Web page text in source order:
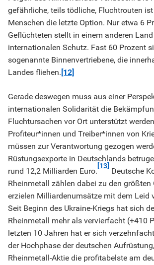
gefährliche, teils tödliche, Fluchtrouten
Menschen die letzte Option. Nur etwa 6
Geflüchteten stellt in einem anderen
internationalen Schutz. Fast 60 Prozent
sogenannte Binnenvertriebene, die
Landes fliehen. [12]
Gerade deswegen muss aus einer
internationalen Solidarität die
Fluchtursachen vor Ort unterstützt
Profiteur*innen und Treiber*innen von
müssen zur Verantwortung gezogen
Rüstungsexporte in Deutschlands
rund 12,2 Milliarden Euro.
[13]
Deutsche
Rheinmetall zählen dabei zu den größten
erzielen Milliardenumsätze mit dem Leid
Seit Beginn des Ukraine-Kriegs hat sich
Rheinmetall mehr als vervierfacht (+410
letzten 10 Jahren hat er sich
der Hochphase der deutschen
Rheinmetall-Aktie die profitabelste am